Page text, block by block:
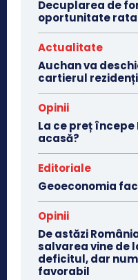
Decuplarea de
oportunitate
Actualitate
Auchan va
cartierul
Opinii
La ce preț începe
acasă?
Editoriale
Geoeconomia
Opinii
De astăzi
salvarea vine de
deficitul, dar
favorabil